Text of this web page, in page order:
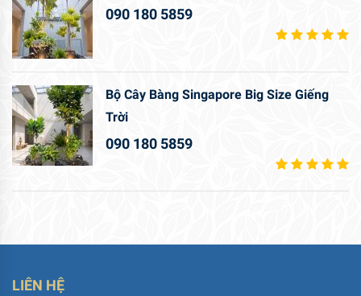
090 180 5859
Bộ Cây Bàng Singapore Big Size Giếng
Trời
090 180 5859
LIÊN HỆ